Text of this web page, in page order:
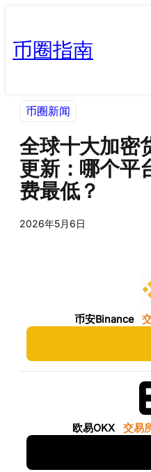
币圈指南
币圈新闻
全球十大加密
更新：哪个平
费最低？
2026年5月6日
币安Binance
欧易OKX 交易